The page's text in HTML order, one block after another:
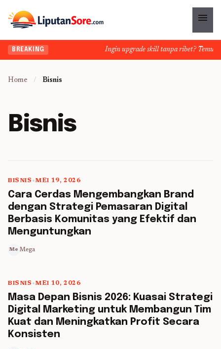
menu
BREAKING Ingin upgrade skill tanpa ribet?
Home / Bisnis
Bisnis
5 min read
BISNIS •MEI 19, 2026
Cara Cerdas Mengembangkan Brand
dengan Strategi Pemasaran Digital
Berbasis Komunitas yang Efektif dan
Menguntungkan
Me Mega
5 min read
BISNIS •MEI 10, 2026
Masa Depan Bisnis 2026: Kuasai Strategi
Digital Marketing untuk Membangun Tim
Kuat dan Meningkatkan Profit Secara
Konsisten